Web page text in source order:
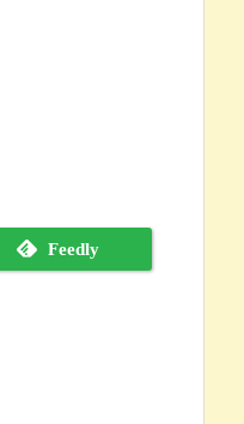
Feedly